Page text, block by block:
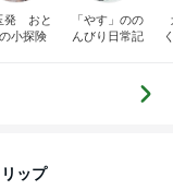
発 おと
小探険
「やす」のの
んびり日常記
ップ